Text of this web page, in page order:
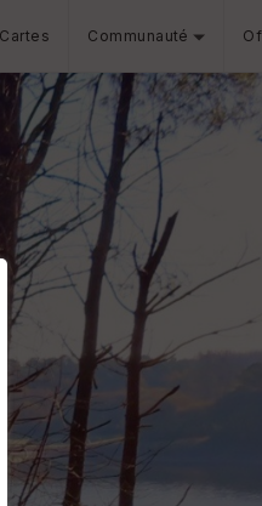
Cartes Communauté